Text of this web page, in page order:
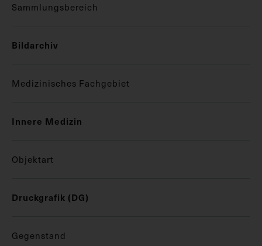
Sammlungsbereich
Bildarchiv
Medizinisches Fachgebiet
Innere Medizin
Objektart
Druckgrafik (DG)
Gegenstand